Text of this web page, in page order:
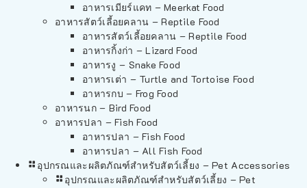
อาหารเมียร์แคท – Meerkat Food
อาหารสัตว์เลี้อยคลาน – Reptile Food
อาหารสัตว์เลี้อยคลาน – Reptile Food
อาหารกิ้งก่า – Lizard Food
อาหารงู – Snake Food
อาหารเต่า – Turtle and Tortoise Food
อาหารกบ – Frog Food
อาหารนก – Bird Food
อาหารปลา – Fish Food
อาหารปลา – Fish Food
อาหารปลา – All Fish Food
อุปกรณและผลิตภัณฑ์สำหรับสัตว์เลี้ยง – Pet Accessories
อุปกรณและผลิตภัณฑ์สำหรับสัตว์เลี้ยง – Pet